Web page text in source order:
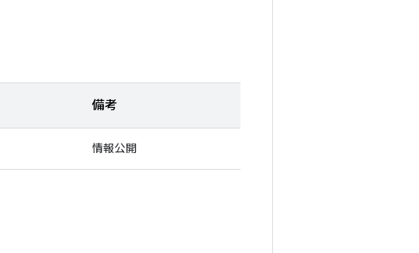
備考
情報公開